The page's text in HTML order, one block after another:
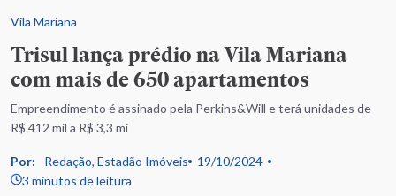
Vila Mariana
Trisul lança prédio na Vila Mariana
com mais de 650 apartamentos
Empreendimento é assinado pela Perkins&Will e terá unidades de
R$ 412 mil a R$ 3,3 mi
Por: Redação, Estadão Imóveis
19/10/2024
3 minutos de leitura